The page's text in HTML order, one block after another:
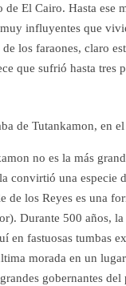
de El Cairo. Hasta ese
influyentes que
de los faraones, claro
que sufrió hasta tres
de Tutankamon, en
no es la más
convirtió una especie
de los Reyes es una
Durante 500 años,
en fastuosas tumbas
morada en un
gobernantes